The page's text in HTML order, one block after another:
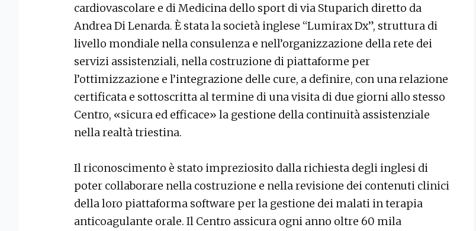
cardiovascolare e di Medicina dello sport di via Stuparich diretto da
Andrea Di Lenarda. È stata la società inglese “Lumirax Dx”, struttura di
livello mondiale nella consulenza e nell’organizzazione della rete dei
servizi assistenziali, nella costruzione di piattaforme per
l’ottimizzazione e l’integrazione delle cure, a definire, con una relazione
certificata e sottoscritta al termine di una visita di due giorni allo stesso
Centro, «sicura ed efficace» la gestione della continuità assistenziale
nella realtà triestina.
Il riconoscimento è stato impreziosito dalla richiesta degli inglesi di
poter collaborare nella costruzione e nella revisione dei contenuti clinici
della loro piattaforma software per la gestione dei malati in terapia
anticoagulante orale. Il Centro assicura ogni anno oltre 60 mila